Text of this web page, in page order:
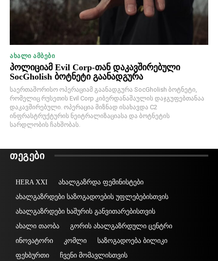
ᲐᲮᲐᲚᲘ ᲐᲛᲑᲔᲑᲘ
პოლიციამ Evil Corp-თან დაკავშირებული
SocGholish ბოტნეტი გაანადგურა
საერთაშორისო ოპერაციამ გაანადგურა SocGholish ბოტნეტი,
რომელიც რუსეთის Evil Corp კიბერდანაშაულის დაჯგუფებთანაა
დაკავშირებული. ოპერაცია მიზნად ისახავდა C2
ინფრასტრუქტურის ნეიტრალიზაციასა და ბოტნეტის
სარდლობის ჩახშობას.
ᲗᲔᲒᲔᲑᲘ
HERA XXI
ახალგაზრდა ფემინისტები
ახალგაზრდები საზოგადოების უფლებებისთვის
ახალგაზრდები ხაშურის განვითარებისთვის
ახალი თაობა
გორის ახალგაზრდული ცენტრი
ინოვატორი
კომლი
საზოგადოება ბილიკი
ფეხბურთი
ჩვენი მომავლისთვის